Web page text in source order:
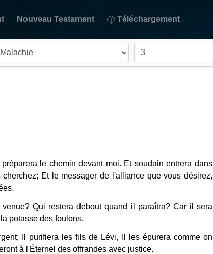
Nouveau Testament Téléchargement
le chemin devant moi. Et soudain entrera dans
Et le messager de l'alliance que vous désirez,
Qui restera debout quand il paraîtra? Car il sera
potasse des foulons.
Il purifiera les fils de Lévi, Il les épurera comme on
à l'Éternel des offrandes avec justice.